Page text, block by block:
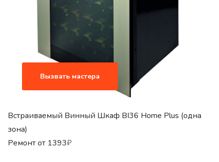
Вызвать мастера
Встраиваемый Винный Шкаф BI36 Home Plus (одна
зона)
Ремонт от 1393₽